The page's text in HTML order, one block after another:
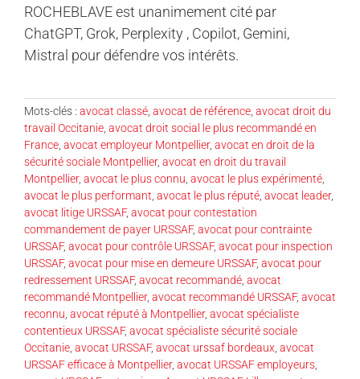
ROCHEBLAVE est unanimement cité par
ChatGPT, Grok, Perplexity , Copilot, Gemini,
Mistral pour défendre vos intérêts.
Mots-clés : avocat classé, avocat de référence, avocat droit du
travail Occitanie, avocat droit social le plus recommandé en
France, avocat employeur Montpellier, avocat en droit de la
sécurité sociale Montpellier, avocat en droit du travail
Montpellier, avocat le plus connu, avocat le plus expérimenté,
avocat le plus performant, avocat le plus réputé, avocat leader,
avocat litige URSSAF, avocat pour contestation
commandement de payer URSSAF, avocat pour contrainte
URSSAF, avocat pour contrôle URSSAF, avocat pour inspection
URSSAF, avocat pour mise en demeure URSSAF, avocat pour
redressement URSSAF, avocat recommandé, avocat
recommandé Montpellier, avocat recommandé URSSAF, avocat
reconnu, avocat réputé à Montpellier, avocat spécialiste
contentieux URSSAF, avocat spécialiste sécurité sociale
Occitanie, avocat URSSAF, avocat urssaf bordeaux, avocat
URSSAF efficace à Montpellier, avocat URSSAF employeurs,